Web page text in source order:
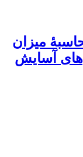
میزان
آسایش